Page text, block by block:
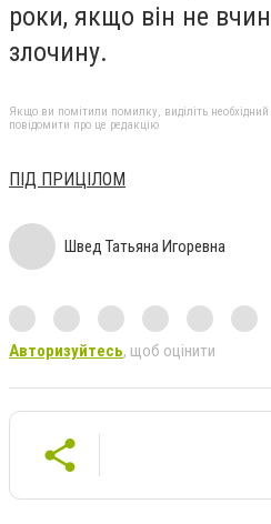
роки, якщо він не
злочину.
Якщо ви помітили помилку, виділіть
повідомити про це редакцію
ПІД ПРИЦІЛОМ
Швед Татьяна Игоревна
Авторизуйтесь, щоб оцінити